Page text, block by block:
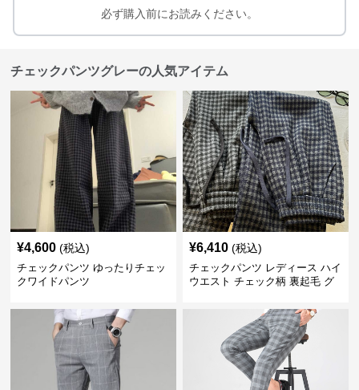
必ず購入前にお読みください。
チェックパンツグレーの人気アイテム
¥4,600 (税込)
チェックパンツ ゆったりチェッ
クワイドパンツ
¥6,410 (税込)
チェックパンツ レディース ハイ
ウエスト チェック柄 裏起毛 グ